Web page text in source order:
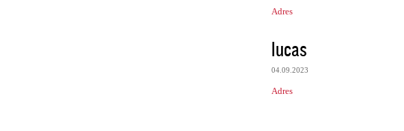
Adres
lucas
04.09.2023
Adres